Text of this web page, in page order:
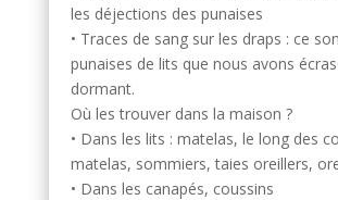
les déjections des punaises
• Traces de sang sur les draps : ce
punaises de lits que nous avons
dormant.
Où les trouver dans la maison ?
• Dans les lits : matelas, le long des
matelas, sommiers, taies oreillers,
• Dans les canapés, coussins